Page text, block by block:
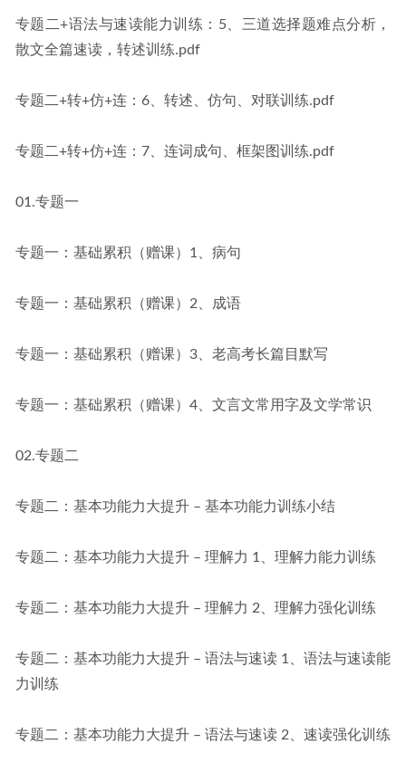
专题二+语法与速读能力训练：5、三道选择题难点分析，
散文全篇速读，转述训练.pdf
专题二+转+仿+连：6、转述、仿句、对联训练.pdf
专题二+转+仿+连：7、连词成句、框架图训练.pdf
01.专题一
专题一：基础累积（赠课）1、病句
专题一：基础累积（赠课）2、成语
专题一：基础累积（赠课）3、老高考长篇目默写
专题一：基础累积（赠课）4、文言文常用字及文学常识
02.专题二
专题二：基本功能力大提升 – 基本功能力训练小结
专题二：基本功能力大提升 – 理解力 1、理解力能力训练
专题二：基本功能力大提升 – 理解力 2、理解力强化训练
专题二：基本功能力大提升 – 语法与速读 1、语法与速读能
力训练
专题二：基本功能力大提升 – 语法与速读 2、速读强化训练